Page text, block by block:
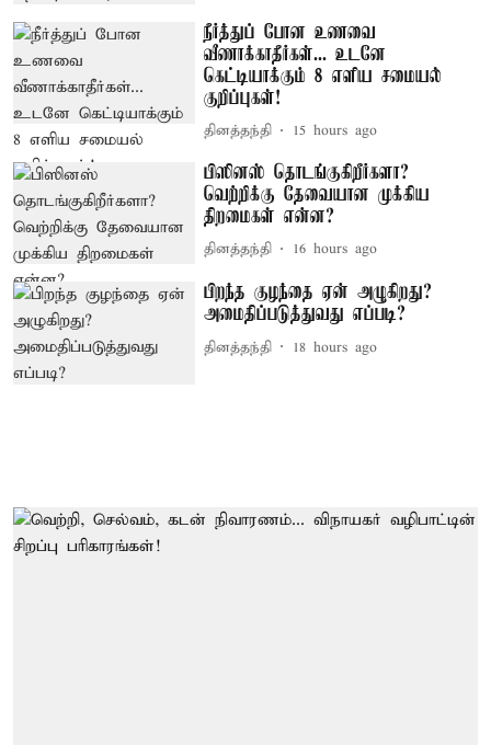
நீர்த்துப் போன உணவை
வீணாக்காதீர்கள்... உடனே
கெட்டியாக்கும் 8 எளிய சமையல்
குறிப்புகள்!
தினத்தந்தி 15 hours ago
பிஸினஸ் தொடங்குகிறீர்களா?
வெற்றிக்கு தேவையான முக்கிய
திறமைகள் என்ன?
தினத்தந்தி 16 hours ago
பிறந்த குழந்தை ஏன் அழுகிறது?
அமைதிப்படுத்துவது எப்படி?
தினத்தந்தி 18 hours ago